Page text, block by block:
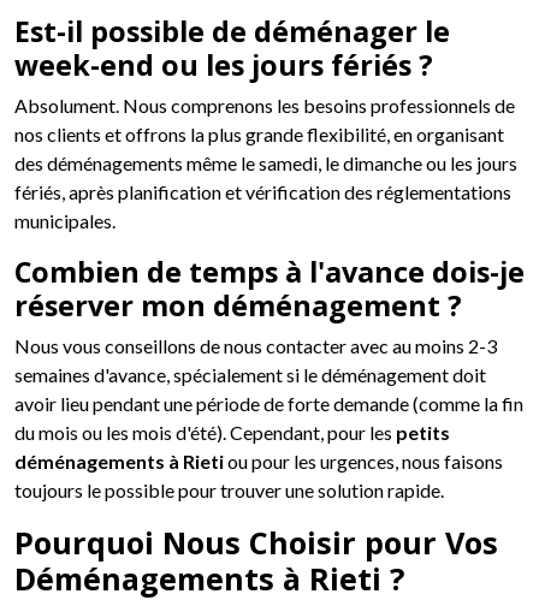
Est-il possible de déménager le
week-end ou les jours fériés ?
Absolument. Nous comprenons les besoins professionnels de
nos clients et offrons la plus grande flexibilité, en organisant
des déménagements même le samedi, le dimanche ou les jours
fériés, après planification et vérification des réglementations
municipales.
Combien de temps à l'avance dois-je
réserver mon déménagement ?
Nous vous conseillons de nous contacter avec au moins 2-3
semaines d'avance, spécialement si le déménagement doit
avoir lieu pendant une période de forte demande (comme la fin
du mois ou les mois d'été). Cependant, pour les petits
déménagements à Rietiou pour les urgences, nous faisons
toujours le possible pour trouver une solution rapide.
Pourquoi Nous Choisir pour Vos
Déménagements à Rieti ?